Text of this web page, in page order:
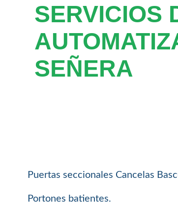
SERVICIOS
SEÑERA
Puertas seccionales Cancelas
Portones batientes.